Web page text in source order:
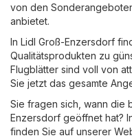
von den
anbietet.
In Lidl Groß-Enzersdorf
Qualitätsprodukten zu
Flugblätter sind voll von
Sie jetzt das gesamte
Sie fragen sich, wann die
Enzersdorf geöffnet hat?
finden Sie auf unserer